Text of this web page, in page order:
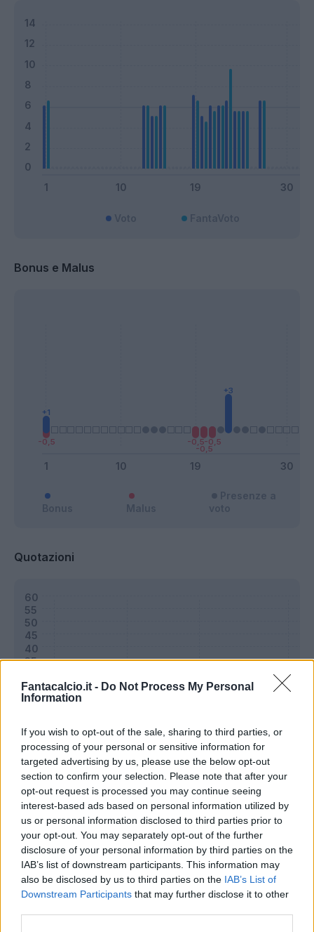
Fantacalcio.it - Do Not Process My Personal
Information
If you wish to opt-out of the sale, sharing to third parties, or
processing of your personal or sensitive information for
targeted advertising by us, please use the below opt-out
section to confirm your selection. Please note that after your
opt-out request is processed you may continue seeing
interest-based ads based on personal information utilized by
us or personal information disclosed to third parties prior to
your opt-out. You may separately opt-out of the further
disclosure of your personal information by third parties on the
IAB’s list of downstream participants. This information may
also be disclosed by us to third parties on the IAB’s List of
Downstream Participants that may further disclose it to other
Bonus e Malus
Quotazioni
Classic Mantra
Riepilogo stagione
Titolare 12 - 41%